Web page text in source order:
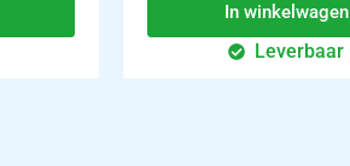
In winkelwagen
Leverbaar